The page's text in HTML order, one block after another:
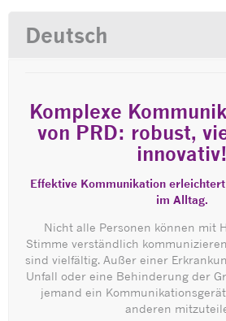
Deutsch
Komplexe
von PRD: robust,
innovativ!
Effektive Kommunikation
im Alltag.
Nicht alle Personen können mit
Stimme verständlich
sind vielfältig. Außer einer
Unfall oder eine Behinderung der
jemand ein
anderen